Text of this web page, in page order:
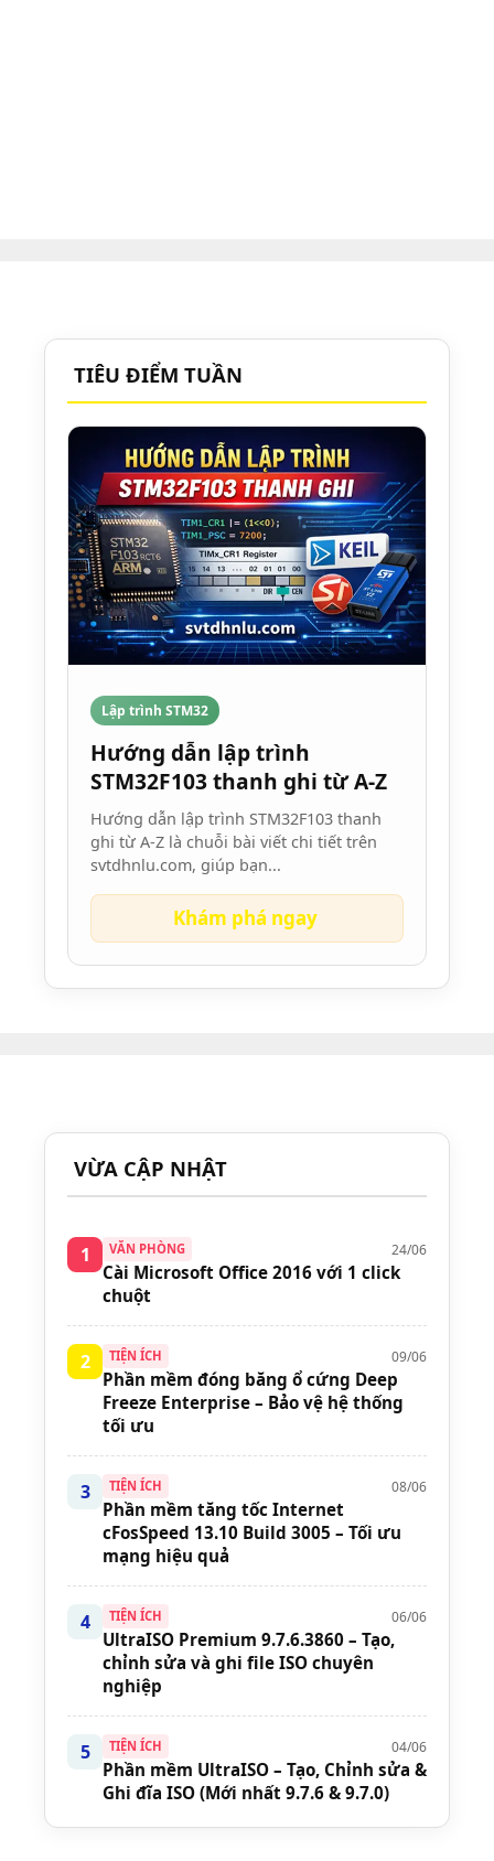
TIÊU ĐIỂM TUẦN
Lập trình STM32
Hướng dẫn lập trình
STM32F103 thanh ghi từ A-Z
Hướng dẫn lập trình STM32F103 thanh
ghi từ A-Z là chuỗi bài viết chi tiết trên
svtdhnlu.com, giúp bạn...
Khám phá ngay
VỪA CẬP NHẬT
1 VĂN PHÒNG 24/06
Cài Microsoft Office 2016 với 1 click
chuột
2 TIỆN ÍCH 09/06
Phần mềm đóng băng ổ cứng Deep
Freeze Enterprise – Bảo vệ hệ thống
tối ưu
3 TIỆN ÍCH 08/06
Phần mềm tăng tốc Internet
cFosSpeed 13.10 Build 3005 – Tối ưu
mạng hiệu quả
4 TIỆN ÍCH 06/06
UltraISO Premium 9.7.6.3860 – Tạo,
chỉnh sửa và ghi file ISO chuyên
nghiệp
5 TIỆN ÍCH 04/06
Phần mềm UltraISO – Tạo, Chỉnh sửa &
Ghi đĩa ISO (Mới nhất 9.7.6 & 9.7.0)